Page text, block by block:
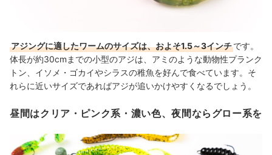
アジングに適したワームのサイズは、およそ1.5～3インチです。
体長が約30cmまでの小型のアジは、アミのような動物性プランク
トン、イソメ・ゴカイやシラスの稚魚を好んで食べています。そ
れらに近いサイズであればアジが追いかけやすくなるでしょう。
昼間はクリア・ピンク系・濃い色、夜間ならグロー系を